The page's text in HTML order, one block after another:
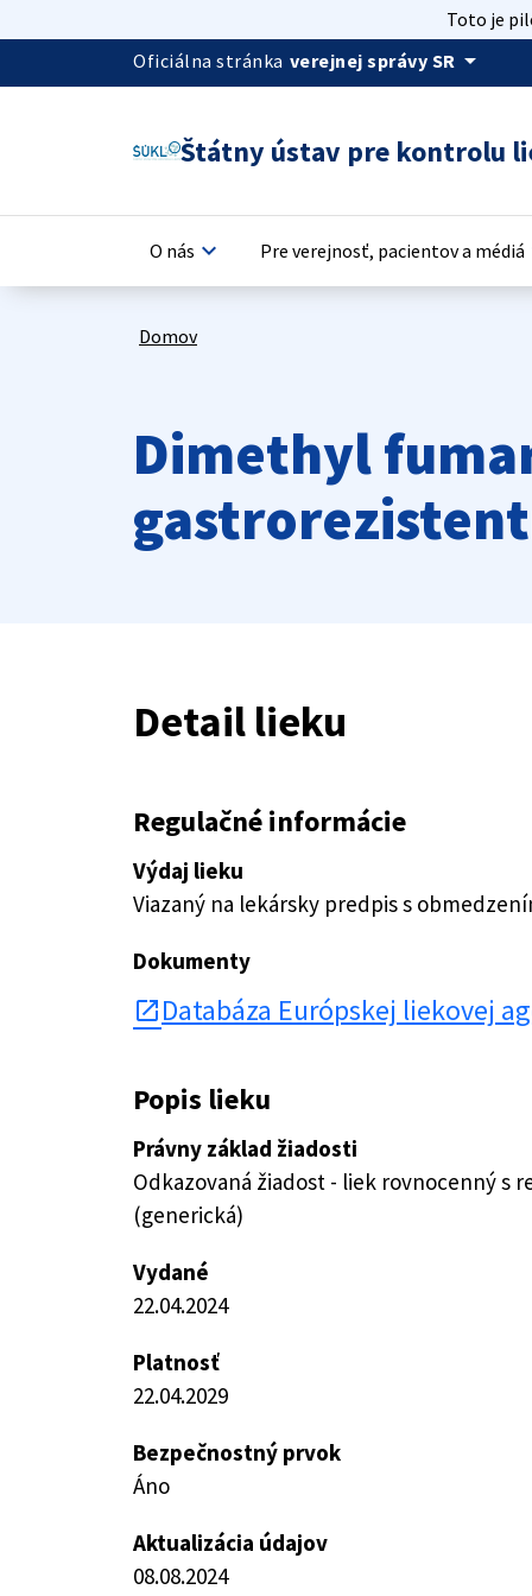
Toto je
Oficiálna stránka verejnej správy SR arrow_drop_down
Štátny ústav pre kontrolu
O nás keyboard_arrow_down Pre verejnosť, pacientov a médiá
Domov
Dimethyl
Detail lieku
Regulačné informácie
Výdaj lieku
Viazaný na lekársky predpis s
Dokumenty
open_in_new Databáza Európskej liekovej
Popis lieku
Právny základ žiadosti
Odkazovaná žiadost - liek rovnocenný s
(generická)
Vydané
22.04.2024
Platnosť
22.04.2029
Bezpečnostný prvok
Áno
Aktualizácia údajov
08.08.2024